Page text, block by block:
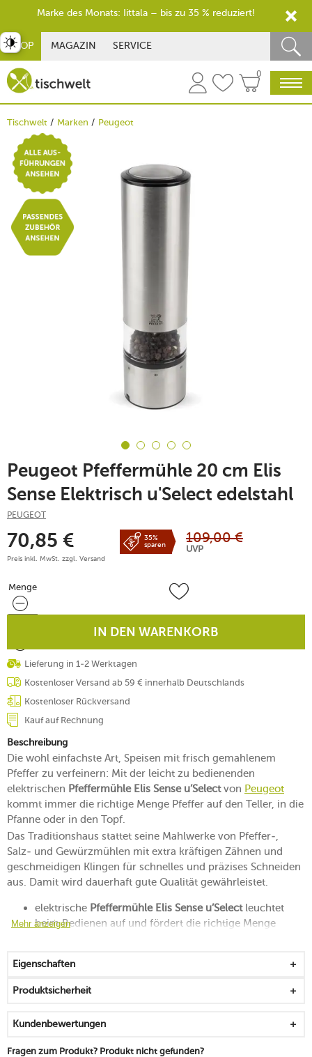
SHOP MAGAZIN SERVICE
0
Tischwelt Marken Peugeot
Peugeot Pfeffermühle 20 cm Elis
Sense Elektrisch u'Select edelstahl
PEUGEOT
70,85 €
Preis inkl. MwSt. zzgl. Versand
35%
sparen
109,00 €
UVP
Menge
Menge
IN DEN WARENKORB
Lieferung in 1-2 Werktagen
Kostenloser Versand ab 59 € innerhalb Deutschlands
Kostenloser Rückversand
Kauf auf Rechnung
Beschreibung
Die wohl einfachste Art, Speisen mit frisch gemahlenem
Pfeffer zu verfeinern: Mit der leicht zu bedienenden
elektrischen Pfeffermühle Elis Sense u’Selectvon Peugeot
kommt immer die richtige Menge Pfeffer auf den Teller, in die
Pfanne oder in den Topf.
Das Traditionshaus stattet seine Mahlwerke von Pfeffer-,
Salz- und Gewürzmühlen mit extra kräftigen Zähnen und
geschmeidigen Klingen für schnelles und präzises Schneiden
aus. Damit wird dauerhaft gute Qualität gewährleistet.
elektrische Pfeffermühle Elis Sense u’Selectleuchtet
beim Bedienen auf und fördert die richtige Menge
oder fein gemahlenen Pfeffer
aus Edelstahl mit Sichtfenster
Peugeot gewährt
auf das Mahlwerk
Mehr anzeigen
Eigenschaften
Produktsicherheit
Kundenbewertungen
Fragen zum Produkt? Produkt nicht gefunden?
umschalten
Marke des Monats: Iittala – bis zu 35 % reduziert!